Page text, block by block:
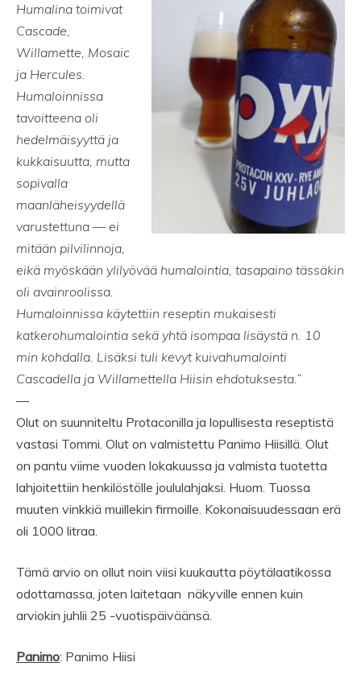
Humalina toimivat
Cascade,
Willamette, Mosaic
ja Hercules.
Humaloinnissa
tavoitteena oli
hedelmäisyyttä ja
kukkaisuutta, mutta
sopivalla
maanläheisyydellä
varustettuna — ei
mitään pilvilinnoja,
eikä myöskään ylilyövää humalointia, tasapaino tässäkin
oli avainroolissa.
Humaloinnissa käytettiin reseptin mukaisesti
katkerohumalointia sekä yhtä isompaa lisäystä n. 10
min kohdalla. Lisäksi tuli kevyt kuivahumalointi
Cascadella ja Willamettella Hiisin ehdotuksesta.”
—
Olut on suunniteltu Protaconilla ja lopullisesta reseptistä
vastasi Tommi. Olut on valmistettu Panimo Hiisillä. Olut
on pantu viime vuoden lokakuussa ja valmista tuotetta
lahjoitettiin henkilöstölle joululahjaksi. Huom. Tuossa
muuten vinkkiä muillekin firmoille. Kokonaisuudessaan erä
oli 1000 litraa.
Tämä arvio on ollut noin viisi kuukautta pöytälaatikossa
odottamassa, joten laitetaan näkyville ennen kuin
arviokin juhlii 25 -vuotispäiväänsä.
Panimo: Panimo Hiisi